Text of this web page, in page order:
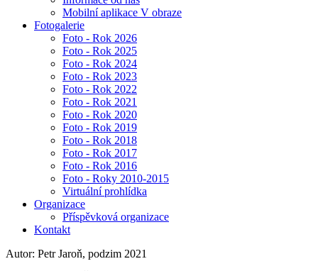
Mobilní aplikace V obraze
Fotogalerie
Foto - Rok 2026
Foto - Rok 2025
Foto - Rok 2024
Foto - Rok 2023
Foto - Rok 2022
Foto - Rok 2021
Foto - Rok 2020
Foto - Rok 2019
Foto - Rok 2018
Foto - Rok 2017
Foto - Rok 2016
Foto - Roky 2010-2015
Virtuální prohlídka
Organizace
Příspěvková organizace
Kontakt
Autor: Petr Jaroň, podzim 2021